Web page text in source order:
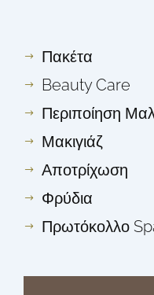
Πακέτα
Beauty Care
Περιποίηση
Μακιγιάζ
Αποτρίχωση
Φρύδια
Πρωτόκολλο